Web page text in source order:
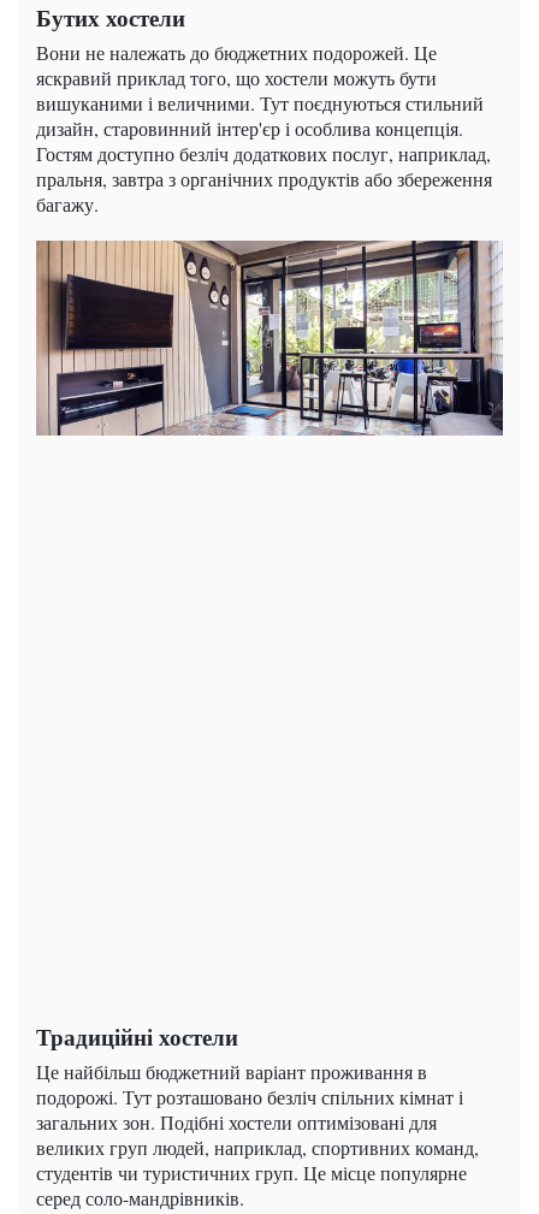
Бутих хостели
Вони не належать до бюджетних подорожей. Це
яскравий приклад того, що хостели можуть бути
вишуканими і величними. Тут поєднуються стильний
дизайн, старовинний інтер'єр і особлива концепція.
Гостям доступно безліч додаткових послуг, наприклад,
пральня, завтра з органічних продуктів або збереження
багажу.
Традиційні хостели
Це найбільш бюджетний варіант проживання в
подорожі. Тут розташовано безліч спільних кімнат і
загальних зон. Подібні хостели оптимізовані для
великих груп людей, наприклад, спортивних команд,
студентів чи туристичних груп. Це місце популярне
серед соло-мандрівників.